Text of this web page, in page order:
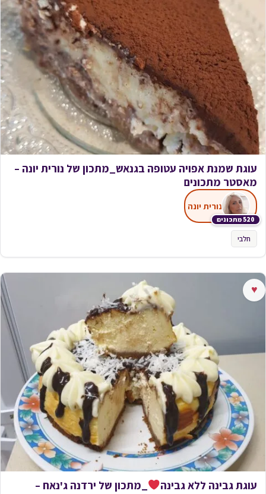
עוגת שמנת אפויה עטופה בגנאש_מתכון של נורית יונה –
מאסטר מתכונים
520 מתכונים
נורית יונה
חלבי
♥
עוגת גבינה ללא גבינה
_מתכון של ירדנה ג'נאח –